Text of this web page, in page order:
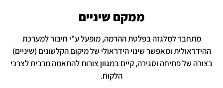
ממקם שיניים
מתחבר למלגזה בפלטת ההרמה, מופעל ע"י חיבור למערכת
ההידראולית ומאפשר שינוי הידראולי של מיקום הקלשונים (שיניים)
בצורה של פתיחה וסגירה, קיים במגוון צורות להתאמה מרבית לצרכי
הלקוח.